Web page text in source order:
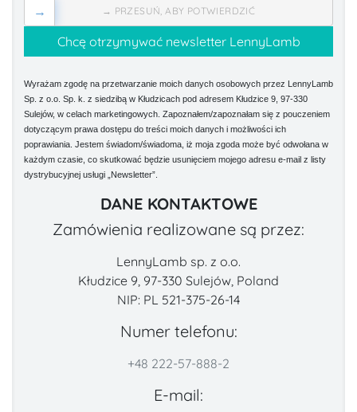
→ PRZESUŃ, ABY POTWIERDZIĆ
→
Wyrażam zgodę na przetwarzanie moich danych osobowych przez LennyLamb
Sp. z o.o. Sp. k. z siedzibą w Kłudzicach pod adresem Kłudzice 9, 97-330
Sulejów, w celach marketingowych. Zapoznałem/zapoznałam się z pouczeniem
dotyczącym prawa dostępu do treści moich danych i możliwości ich
poprawiania. Jestem świadom/świadoma, iż moja zgoda może być odwołana w
każdym czasie, co skutkować będzie usunięciem mojego adresu e-mail z listy
dystrybucyjnej usługi „Newsletter”.
DANE KONTAKTOWE
Zamówienia realizowane są przez:
LennyLamb sp. z o.o.
Kłudzice 9, 97-330 Sulejów, Poland
NIP: PL 521-375-26-14
Numer telefonu:
+48 222-57-888-2
E-mail: